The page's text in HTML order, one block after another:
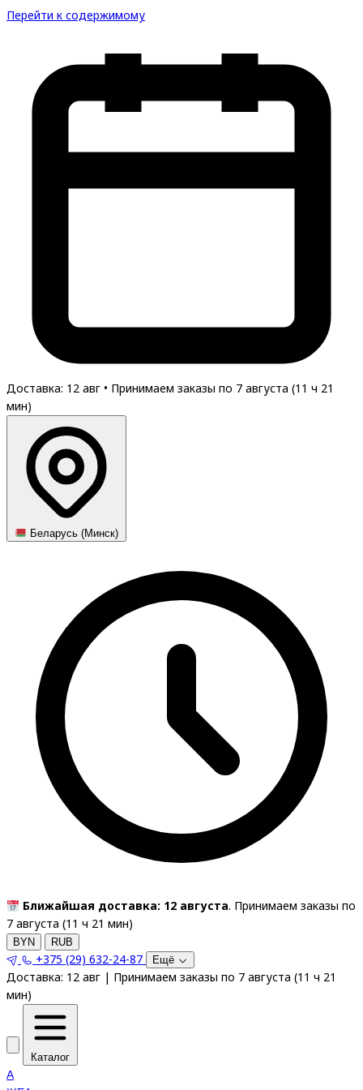
Перейти к содержимому
Доставка: 12 авг • Принимаем заказы по 7 августа (11 ч 21
мин)
Беларусь (Минск)
Ближайшая доставка: 12 августа. Принимаем заказы по
7 августа (11 ч 21 мин)
BYN RUB
+375 (29) 632-24-87 Ещё
Доставка: 12 авг | Принимаем заказы по 7 августа (11 ч 21
мин)
Каталог
A